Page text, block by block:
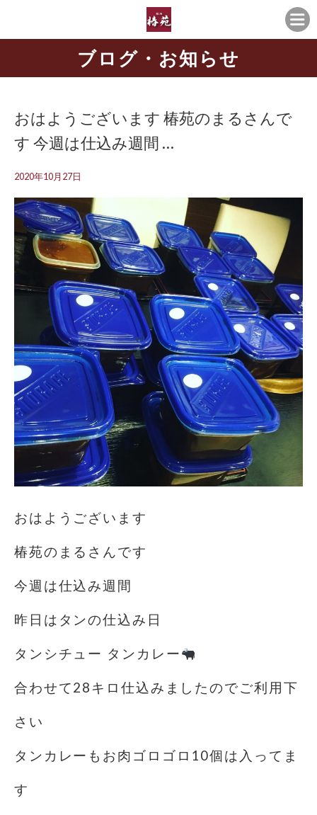
ブログ・お知らせ
おはようございます️ 椿苑のまるさんで
す 今週は仕込み週間 …
2020年10月27日
おはようございます️
椿苑のまるさんです
今週は仕込み週間
昨日はタンの仕込み日
タンシチュー タンカレー
合わせて28キロ仕込みましたのでご利用下
さい
タンカレーもお肉ゴロゴロ️10個は入ってま
す